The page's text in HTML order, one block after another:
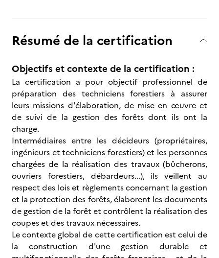
Résumé de la certification
Objectifs et contexte de la certification :
La certification a pour objectif professionnel de
préparation des techniciens forestiers à assurer
leurs missions d'élaboration, de mise en œuvre et
de suivi de la gestion des forêts dont ils ont la
charge.
Intermédiaires entre les décideurs (propriétaires,
ingénieurs et techniciens forestiers) et les personnes
chargées de la réalisation des travaux (bûcherons,
ouvriers forestiers, débardeurs...), ils veillent au
respect des lois et règlements concernant la gestion
et la protection des forêts, élaborent les documents
de gestion de la forêt et contrôlent la réalisation des
coupes et des travaux nécessaires.
Le contexte global de cette certification est celui de
la construction d'une gestion durable et